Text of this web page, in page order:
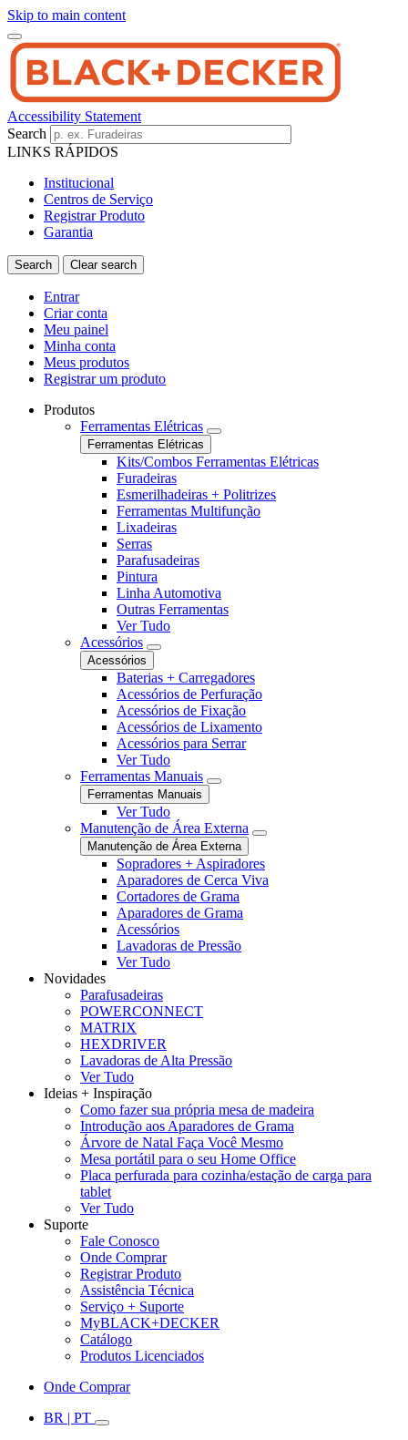
Skip to main content
Accessibility Statement
Search
LINKS RÁPIDOS
Institucional
Centros de Serviço
Registrar Produto
Garantia
Entrar
Criar conta
Meu painel
Minha conta
Meus produtos
Registrar um produto
Produtos
Ferramentas Elétricas
Ferramentas Elétricas
Kits/Combos Ferramentas Elétricas
Furadeiras
Esmerilhadeiras + Politrizes
Ferramentas Multifunção
Lixadeiras
Serras
Parafusadeiras
Pintura
Linha Automotiva
Outras Ferramentas
Ver Tudo
Acessórios
Acessórios
Baterias + Carregadores
Acessórios de Perfuração
Acessórios de Fixação
Acessórios de Lixamento
Acessórios para Serrar
Ver Tudo
Ferramentas Manuais
Ferramentas Manuais
Ver Tudo
Manutenção de Área Externa
Manutenção de Área Externa
Sopradores + Aspiradores
Aparadores de Cerca Viva
Cortadores de Grama
Aparadores de Grama
Acessórios
Lavadoras de Pressão
Ver Tudo
Novidades
Parafusadeiras
POWERCONNECT
MATRIX
HEXDRIVER
Lavadoras de Alta Pressão
Ver Tudo
Ideias + Inspiração
Como fazer sua própria mesa de madeira
Introdução aos Aparadores de Grama
Árvore de Natal Faça Você Mesmo
Mesa portátil para o seu Home Office
Placa perfurada para cozinha/estação de carga para
tablet
Ver Tudo
Suporte
Fale Conosco
Onde Comprar
Registrar Produto
Assistência Técnica
Serviço + Suporte
MyBLACK+DECKER
Catálogo
Produtos Licenciados
Onde Comprar
BR | PT